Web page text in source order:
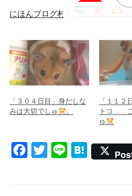
にほんブログ村
「３０４日目」身だしな
みは大切でしゅ
。
「１１２
トコ……
ゅ
F
T
Li
H